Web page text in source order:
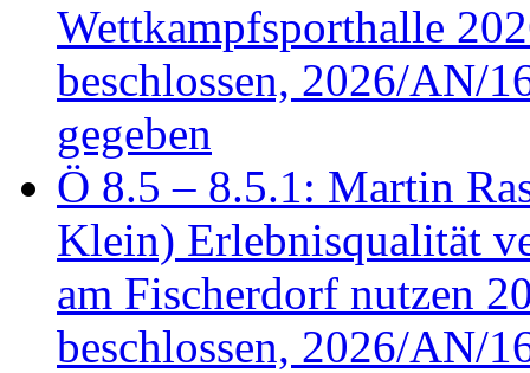
Wettkampfsporthalle
beschlossen, 2026/AN/
gegeben
Ö 8.5 – 8.5.1: Martin
Klein) Erlebnisqualität
am Fischerdorf nutzen
beschlossen, 2026/AN/